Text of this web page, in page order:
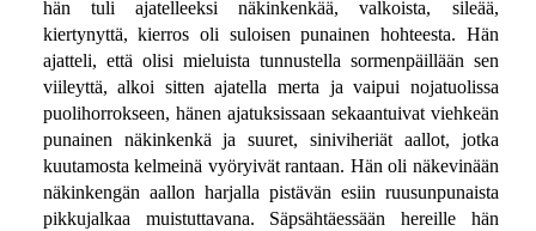
hän tuli ajatelleeksi näkinkenkää, valkoista, sileää,
kiertynyttä, kierros oli suloisen punainen hohteesta. Hän
ajatteli, että olisi mieluista tunnustella sormenpäillään sen
viileyttä, alkoi sitten ajatella merta ja vaipui nojatuolissa
puolihorrokseen, hänen ajatuksissaan sekaantuivat viehkeän
punainen näkinkenkä ja suuret, siniviheriät aallot, jotka
kuutamosta kelmeinä vyöryivät rantaan. Hän oli näkevinään
näkinkengän aallon harjalla pistävän esiin ruusunpunaista
pikkujalkaa muistuttavana. Säpsähtäessään hereille hän